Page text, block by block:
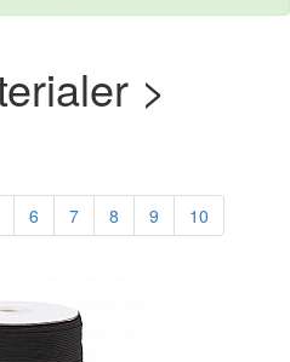
>
6 7 8 9 10